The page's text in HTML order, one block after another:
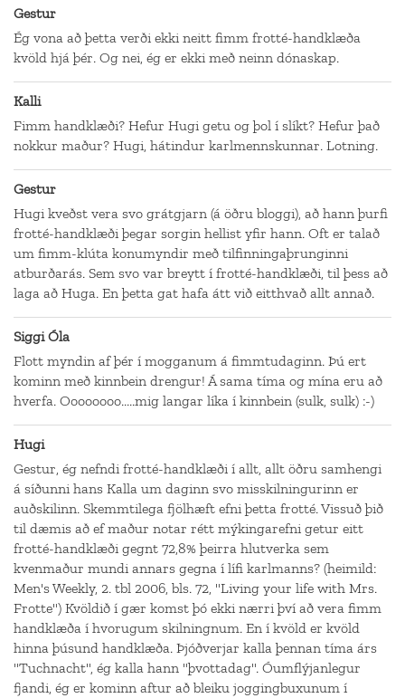
Gestur
Ég vona að þetta verði ekki neitt fimm frotté-handklæða
kvöld hjá þér. Og nei, ég er ekki með neinn dónaskap.
Kalli
Fimm handklæði? Hefur Hugi getu og þol í slíkt? Hefur það
nokkur maður? Hugi, hátindur karlmennskunnar. Lotning.
Gestur
Hugi kveðst vera svo grátgjarn (á öðru bloggi), að hann þurfi
frotté-handklæði þegar sorgin hellist yfir hann. Oft er talað
um fimm-klúta konumyndir með tilfinningaþrunginni
atburðarás. Sem svo var breytt í frotté-handklæði, til þess að
laga að Huga. En þetta gat hafa átt við eitthvað allt annað.
Siggi Óla
Flott myndin af þér í mogganum á fimmtudaginn. Þú ert
kominn með kinnbein drengur! Á sama tíma og mína eru að
hverfa. Oooooooo.....mig langar líka í kinnbein (sulk, sulk) :-)
Hugi
Gestur, ég nefndi frotté-handklæði í allt, allt öðru samhengi
á síðunni hans Kalla um daginn svo misskilningurinn er
auðskilinn. Skemmtilega fjölhæft efni þetta frotté. Vissuð þið
til dæmis að ef maður notar rétt mýkingarefni getur eitt
frotté-handklæði gegnt 72,8% þeirra hlutverka sem
kvenmaður mundi annars gegna í lífi karlmanns? (heimild:
Men's Weekly, 2. tbl 2006, bls. 72, "Living your life with Mrs.
Frotte") Kvöldið í gær komst þó ekki nærri því að vera fimm
handklæða í hvorugum skilningnum. En í kvöld er kvöld
hinna þúsund handklæða. Þjóðverjar kalla þennan tíma árs
"Tuchnacht", ég kalla hann "þvottadag". Óumflýjanlegur
fjandi, ég er kominn aftur að bleiku joggingbuxunum í